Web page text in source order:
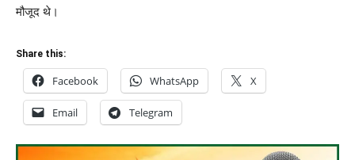
मौजूद थे।
Share this:
Facebook WhatsApp X
Email Telegram